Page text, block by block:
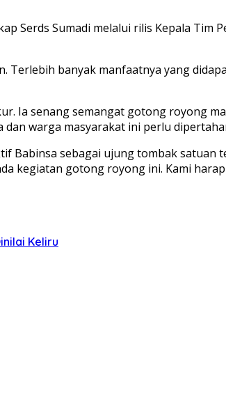
Serds Sumadi melalui rilis Kepala Tim
banyak manfaatnya yang
Ia senang semangat gotong royong
warga masyarakat ini perlu
Babinsa sebagai ujung tombak
kegiatan gotong royong ini. Kami
Keliru